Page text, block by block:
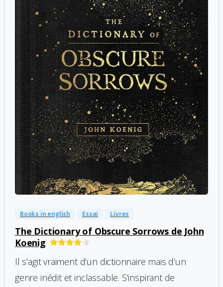
Books in english Essai Livres
The Dictionary of Obscure Sorrows de John
Koenig
Il s’agit vraiment d’un dictionnaire mais d’un
genre inédit et inclassable. S’inspirant de